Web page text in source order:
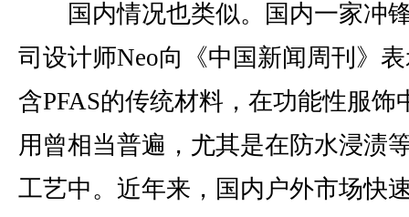
国内情况也类似。国内一家冲
司设计师Neo向《中国新闻周刊》
含PFAS的传统材料，在功能性服饰
用曾相当普遍，尤其是在防水浸渍
工艺中。近年来，国内户外市场快